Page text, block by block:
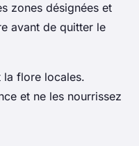
zones désignées et
avant de quitter le
la flore locales.
et ne les nourrissez